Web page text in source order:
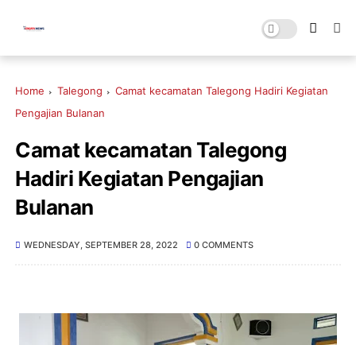
Home Talegong
Camat kecamatan Talegong Hadiri Kegiatan
Pengajian Bulanan
Camat kecamatan Talegong
Hadiri Kegiatan Pengajian
Bulanan
WEDNESDAY, SEPTEMBER 28, 2022 0 COMMENTS